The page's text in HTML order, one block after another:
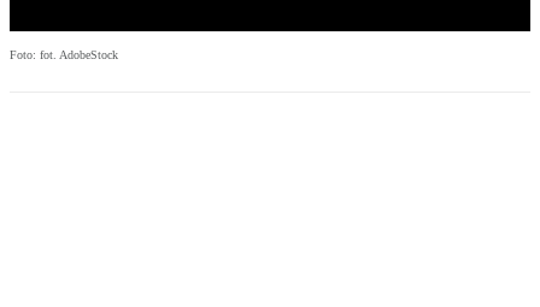
Foto: fot. AdobeStock